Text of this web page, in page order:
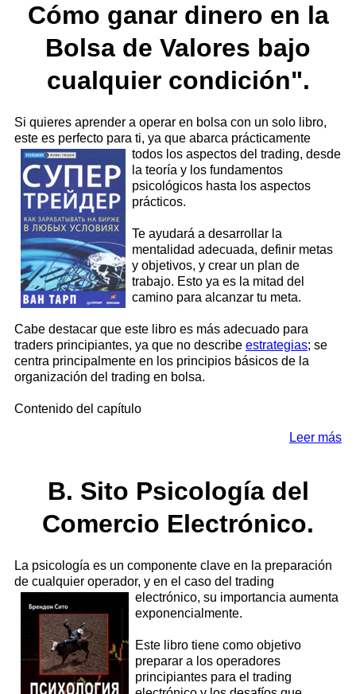
Cómo ganar dinero en la
Bolsa de Valores bajo
cualquier condición".
Si quieres aprender a operar en bolsa con un solo libro,
este es perfecto para ti, ya que abarca prácticamente
todos los aspectos del trading, desde
la teoría y los fundamentos
psicológicos hasta los aspectos
prácticos.
Te ayudará a desarrollar la
mentalidad adecuada, definir metas
y objetivos, y crear un plan de
trabajo. Esto ya es la mitad del
camino para alcanzar tu meta.
Cabe destacar que este libro es más adecuado para
traders principiantes, ya que no describe estrategias; se
centra principalmente en los principios básicos de la
organización del trading en bolsa.
Contenido del capítulo
Leer más
B. Sito Psicología del
Comercio Electrónico.
La psicología es un componente clave en la preparación
de cualquier operador, y en el caso del trading
electrónico, su importancia aumenta
exponencialmente.
Este libro tiene como objetivo
preparar a los operadores
principiantes para el trading